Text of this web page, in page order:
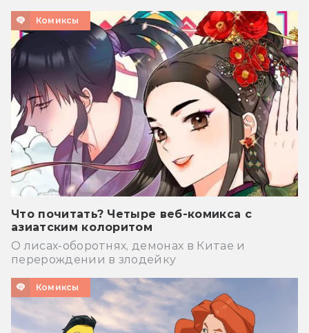
Комиксы
Что почитать? Четыре веб-комикса с
азиатским колоритом
О лисах-оборотнях, демонах в Китае и
перерождении в злодейку
Комиксы